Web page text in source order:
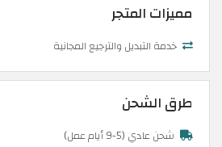
مميزات المتجر
خدمة التبديل والترجيع المجانية
طرق الشحن
شحن عادي (5-9 أيام عمل)